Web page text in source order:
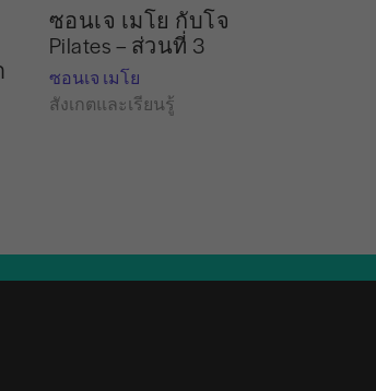
ซอนเจ เมโย กับโจ
Pilates – ส่วนที่ 3
ซอนเจ เมโย
สังเกตและเรียนรู้